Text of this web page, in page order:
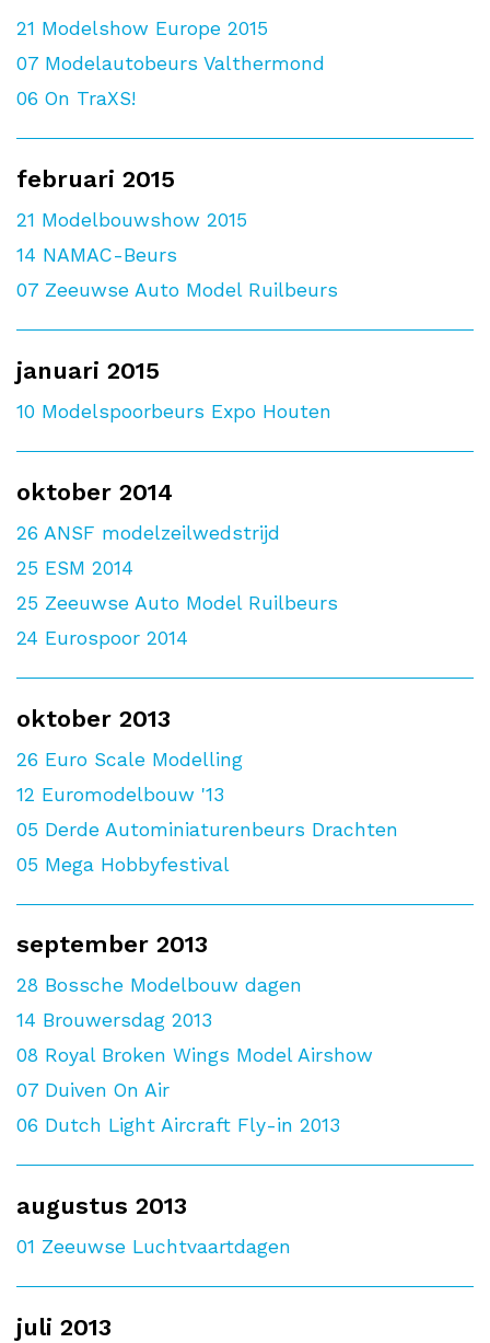
21 Modelshow Europe 2015
07 Modelautobeurs Valthermond
06 On TraXS!
februari 2015
21 Modelbouwshow 2015
14 NAMAC-Beurs
07 Zeeuwse Auto Model Ruilbeurs
januari 2015
10 Modelspoorbeurs Expo Houten
oktober 2014
26 ANSF modelzeilwedstrijd
25 ESM 2014
25 Zeeuwse Auto Model Ruilbeurs
24 Eurospoor 2014
oktober 2013
26 Euro Scale Modelling
12 Euromodelbouw '13
05 Derde Autominiaturenbeurs Drachten
05 Mega Hobbyfestival
september 2013
28 Bossche Modelbouw dagen
14 Brouwersdag 2013
08 Royal Broken Wings Model Airshow
07 Duiven On Air
06 Dutch Light Aircraft Fly-in 2013
augustus 2013
01 Zeeuwse Luchtvaartdagen
juli 2013